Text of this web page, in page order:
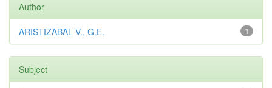
Author
1
ARISTIZABAL V., G.E.
Subject